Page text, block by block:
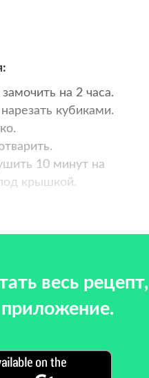
на 2 часа.
кубиками.
10 минут на
крышкой.
весь рецепт,
приложение.